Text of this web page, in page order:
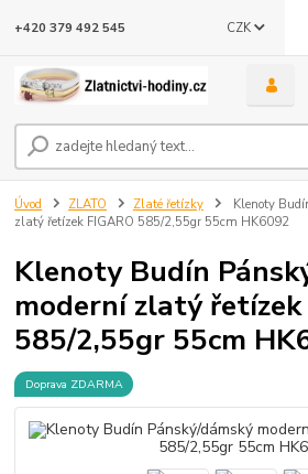
CZK
+420 379 492 545
Úvod ZLATO Zlaté řetízky
Klenoty
zlatý řetízek FIGARO 585/2,55gr 55cm HK6092
Klenoty Budín
moderní zlatý řetízek
585/2,55gr 55cm
Doprava ZDARMA